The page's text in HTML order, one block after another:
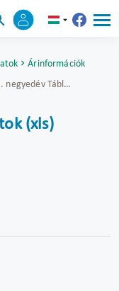
Árinformációk
2012. III. negyedév Táblázatok (xls)
(xls)